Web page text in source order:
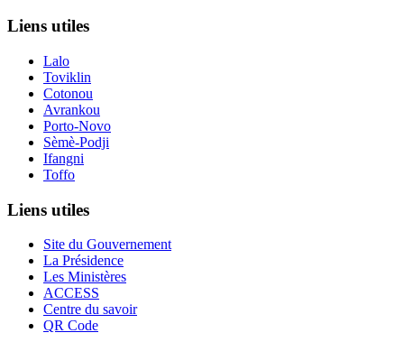
Liens utiles
Lalo
Toviklin
Cotonou
Avrankou
Porto-Novo
Sèmè-Podji
Ifangni
Toffo
Liens utiles
Site du Gouvernement
La Présidence
Les Ministères
ACCESS
Centre du savoir
QR Code